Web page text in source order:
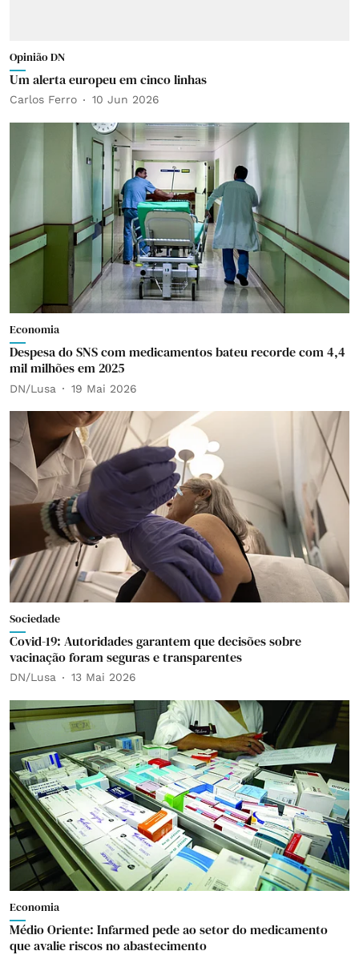
Opinião DN
Um alerta europeu em cinco linhas
Carlos Ferro 10 Jun 2026
Economia
Despesa do SNS com medicamentos bateu recorde com 4,4
mil milhões em 2025
DN/Lusa 19 Mai 2026
Sociedade
Covid-19: Autoridades garantem que decisões sobre
vacinação foram seguras e transparentes
DN/Lusa 13 Mai 2026
Economia
Médio Oriente: Infarmed pede ao setor do medicamento
que avalie riscos no abastecimento